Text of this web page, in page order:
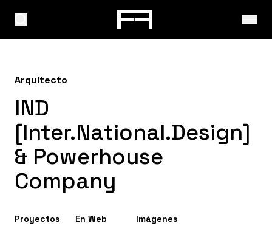
Arquitecto
IND
[Inter.National.Design]
& Powerhouse
Company
Proyectos
En Web
Imágenes